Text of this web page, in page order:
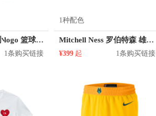
Jordan Brand 小logo 篮球训练运动短裤 AJ5590
1条购买链接
1种配色
Mitchell Ness 罗伯特森 雄鹿队 1号球衣
¥399 起 1条购买链接